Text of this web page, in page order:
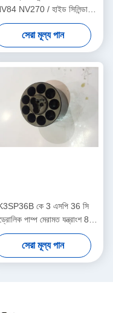
NV270 / হাইড সিলিন্ডার
মেরামত কিটস
সেরা মূল্য পান
কে 3 এসপি 36 সি
পাম্প মেরামত যন্ত্রাংশ 8 টি
খননকারীর প্রধান পাম্প সমর্থন
সেরা মূল্য পান